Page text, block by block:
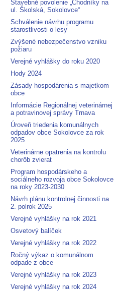
Stavebné povolenie „Chodníky na
ul. Školská, Sokolovce“
Schválenie návrhu programu
starostlivosti o lesy
Zvýšené nebezpečenstvo vzniku
požiaru
Verejné vyhlášky do roku 2020
Hody 2024
Zásady hospodárenia s majetkom
obce
Informácie Regionálnej veterinárnej
a potravinovej správy Trnava
Úroveň triedenia komunálnych
odpadov obce Sokolovce za rok
2025
Veterinárne opatrenia na kontrolu
chorôb zvierat
Program hospodárskeho a
sociálneho rozvoja obce Sokolovce
na roky 2023-2030
Návrh plánu kontrolnej činnosti na
2. polrok 2025
Verejné vyhlášky na rok 2021
Osvetový balíček
Verejné vyhlášky na rok 2022
Ročný výkaz o komunálnom
odpade z obce
Verejné vyhlášky na rok 2023
Verejné vyhlášky na rok 2024